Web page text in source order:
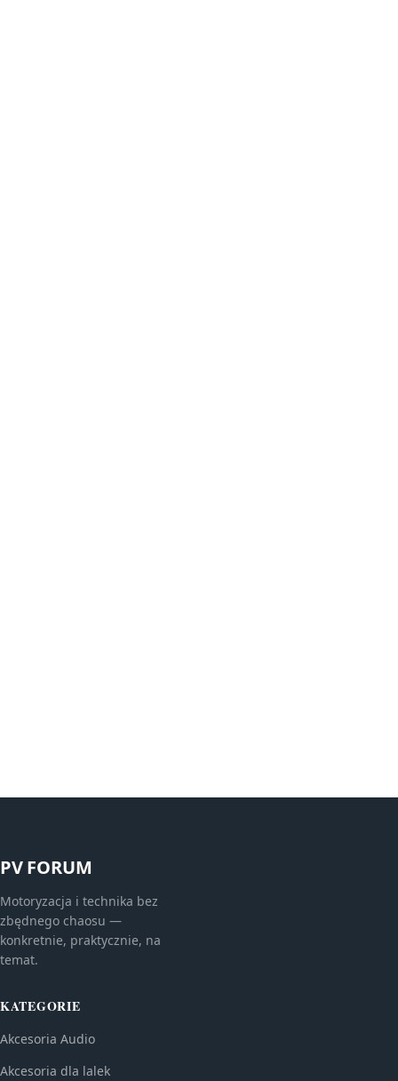
PV FORUM
Motoryzacja i technika bez
zbędnego chaosu —
konkretnie, praktycznie, na
temat.
KATEGORIE
Akcesoria Audio
Akcesoria dla lalek